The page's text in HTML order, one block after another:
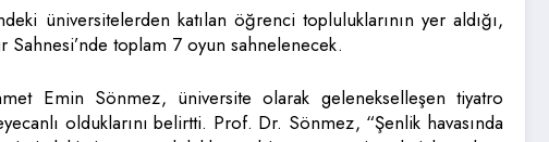
üniversitelerden katılan öğrenci topluluklarının yer aldığı,
toplam 7 oyun sahnelenecek.
Emin Sönmez, üniversite olarak gelenekselleşen tiyatro
olduklarını belirtti. Prof. Dr. Sönmez, “Şenlik havasında